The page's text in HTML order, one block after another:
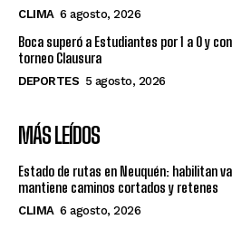
CLIMA 6 agosto, 2026
Boca superó a Estudiantes por 1 a 0 y
torneo Clausura
DEPORTES 5 agosto, 2026
MÁS LEÍDOS
Estado de rutas en Neuquén: habilitan
mantiene caminos cortados y retenes
CLIMA 6 agosto, 2026